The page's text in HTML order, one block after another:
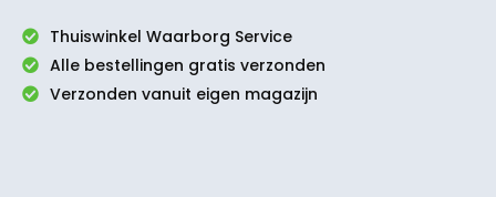
Thuiswinkel Waarborg Service
Alle bestellingen gratis verzonden
Verzonden vanuit eigen magazijn